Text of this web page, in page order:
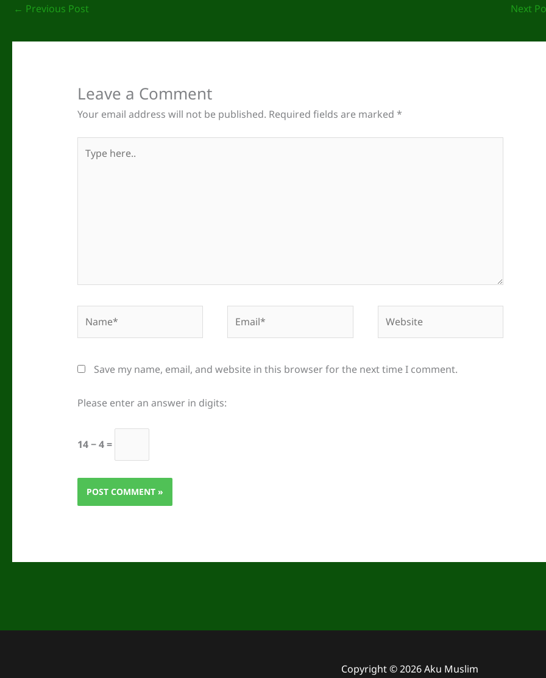
← Previous Post Next
Leave a Comment
Your email address will not be published. Required fields are marked *
here..
Save my name, email, and website in this browser for the next time I comment.
Please enter an answer in digits:
14 − 4 =
Copyright © 2026 Aku Muslim